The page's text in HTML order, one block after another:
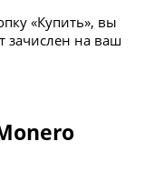
«Купить», вы
зачислен на ваш